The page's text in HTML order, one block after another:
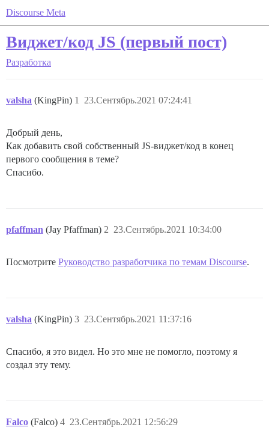
Discourse Meta
Виджет/код JS (первый пост)
Разработка
valsha (KingPin) 23.Сентябрь.2021 07:24:41
1
Добрый день,
Как добавить свой собственный JS-виджет/код в конец
первого сообщения в теме?
Спасибо.
pfaffman (Jay Pfaffman) 23.Сентябрь.2021 10:34:00
2
Посмотрите Руководство разработчика по темам Discourse.
valsha (KingPin) 23.Сентябрь.2021 11:37:16
3
Спасибо, я это видел. Но это мне не помогло, поэтому я
создал эту тему.
Falco (Falco) 23.Сентябрь.2021 12:56:29
4